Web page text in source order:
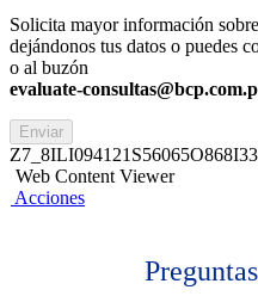
Solicita mayor información
dejándonos tus datos o puedes
o al buzón
evaluate-
Enviar
Web Content Viewer
Acciones